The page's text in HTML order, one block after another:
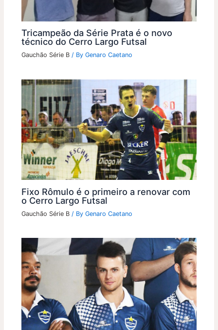
Tricampeão da Série Prata é o novo
técnico do Cerro Largo Futsal
Gauchão Série B / ByGenaro Caetano
Fixo Rômulo é o primeiro a renovar com
o Cerro Largo Futsal
Gauchão Série B / ByGenaro Caetano